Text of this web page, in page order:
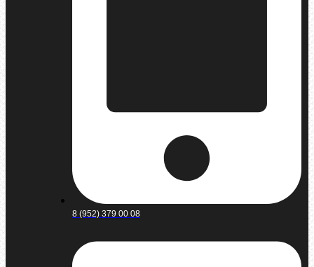
8 (952) 379 00 08